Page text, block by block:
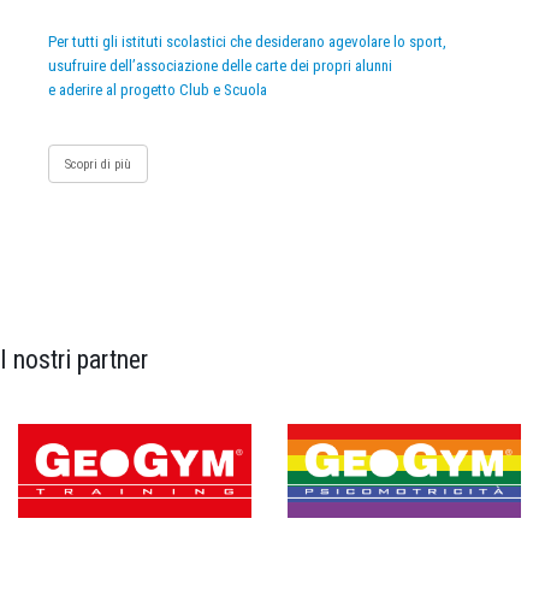
Per tutti gli istituti scolastici che desiderano agevolare lo sport,
usufruire dell’associazione delle carte dei propri alunni
e aderire al progetto Club e Scuola
Scopri di più
I nostri partner